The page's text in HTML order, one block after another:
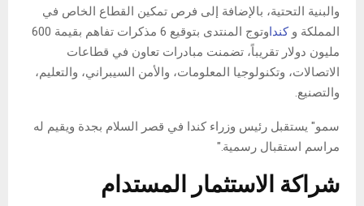
والبنية التحتية، بالإضافة إلى فرص تمكين القطاع الخاص في
المملكة وكندا
وتوج المنتدى بتوقيع 6 مذكرات تفاهم بقيمة 600
مليون دولار تقريباً، تضمنت مبادرات تعاون في قطاعات
الاتصالات، وتكنولوجيا المعلومات، والأمن السيبراني، والتعليم،
والتصنيع.
سمو" يستقبل رئيس وزراء كندا في قصر السلام بجدة ويقيم له
مراسم استقبال رسمية."
شراكة الاستثمار المستدام